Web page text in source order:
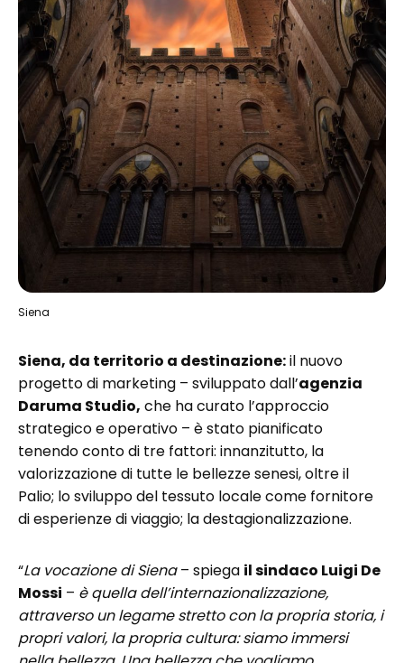
Siena
Siena, da territorio a destinazione:il nuovo
progetto di marketing – sviluppato dall’agenzia
Daruma Studio, che ha curato l’approccio
strategico e operativo – è stato pianificato
tenendo conto di tre fattori: innanzitutto, la
valorizzazione di tutte le bellezze senesi, oltre il
Palio; lo sviluppo del tessuto locale come fornitore
di esperienze di viaggio; la destagionalizzazione.
“La vocazione di Siena– spiega il sindaco Luigi De
Mossi – è quella dell’internazionalizzazione,
attraverso un legame stretto con la propria storia, i
propri valori, la propria cultura: siamo immersi